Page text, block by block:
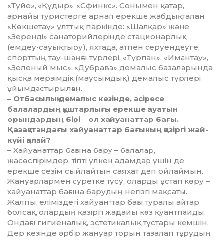
«Тү­йе», «Құдыр», «Сфинкс». Сонымен қатар,
арнайы туристерге арнап ерекше жабдық­талған
«Көкшетау» ұлттық паркінде: «Шал­қар» және
«Зеренді» санаторий­лерінде стационарлық
(емдеу-сауықтыру), яхтада, атпен серуендеуге,
спорттың тау-шаңғы түрлері, «Тұрпан», «Имантау»,
«Зеленый мыс», «Дубрава» демалыс ба­зала­рында
қысқа мерзімдік (маусымдық) демалыс түрлері
ұйымдастырылған.
– Отбасылық демалыс кезінде, әсіресе
балалардың құштарлығы ерекше ауатын
орындардың бірі – ол хайуанаттар бағы.
Қазақстандағы хайуанаттар бағының қазіргі жай-
күйі қалай?
– Хайуанаттар бағына бару – балалар,
жасөспірімдер, тіпті үлкен адамдар үшін де
ерекше сезім сыйлайтын саяхат деп ойлаймын.
Жануарлармен суретке түсу, оларды ұстап көру –
хайуанаттар бағына барудың негізгі мақсаты.
Жалпы, елі­міздегі хайуанттар бағы туралы айтар
болсақ, олардың қазіргі жағдайы көз қуан­т­пайды.
Ондағы гигиеналық, эстети­калық тұстары кемшін.
Дер кезінде әрбір жануар торын тазалап тұрудың